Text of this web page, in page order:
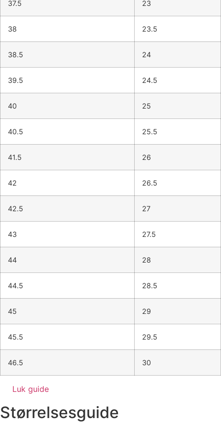
37.5 23
38 23.5
38.5 24
39.5 24.5
40 25
40.5 25.5
41.5 26
42 26.5
42.5 27
43 27.5
44 28
44.5 28.5
45 29
45.5 29.5
46.5 30
Luk guide
Størrelsesguide